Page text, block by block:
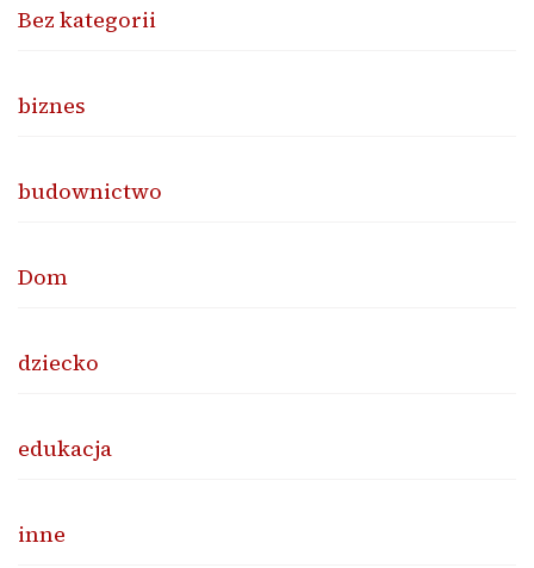
Bez kategorii
biznes
budownictwo
Dom
dziecko
edukacja
inne